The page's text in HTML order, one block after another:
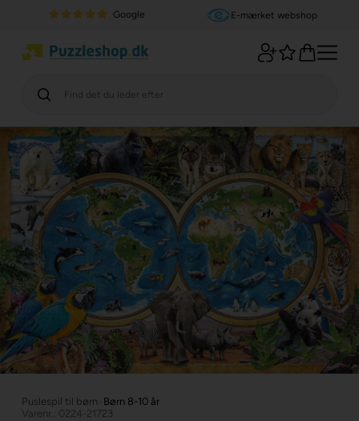
Google E-mærket webshop
Puslespil til børn Børn 8-10 år
Varenr.: 0224-21723